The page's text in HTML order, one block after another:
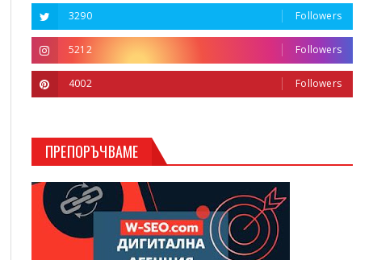
3290 Followers
5212 Followers
4002 Followers
ПРЕПОРЪЧВАМЕ